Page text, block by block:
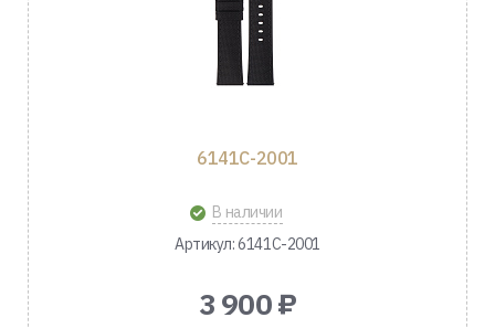
6141C-2001
В наличии
Артикул: 6141C-2001
3 900 ₽